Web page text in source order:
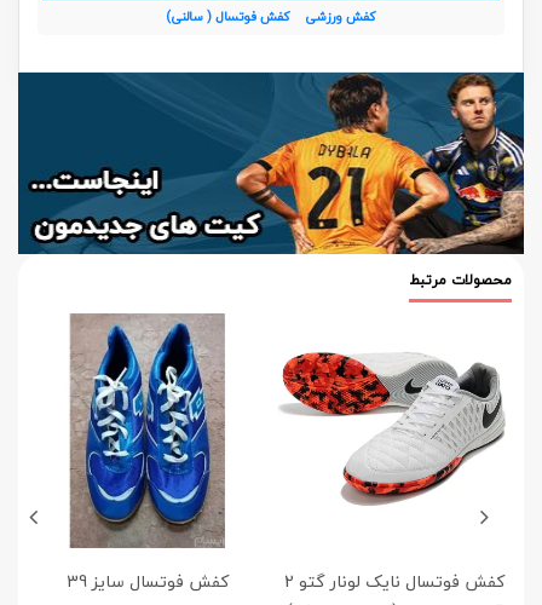
کفش ورزشی کفش فوتسال ( سالنی)
محصولات مرتبط
کفش فوتسال نایک لونار گتو 2
کفش فوتسال سایز 39